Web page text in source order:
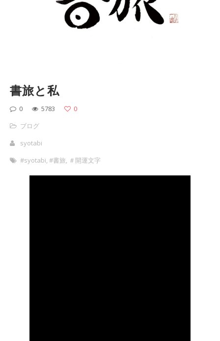
書旅と私
0 5783
0
ブログ
syotabi
#syotabi, #書旅, ＃開運文字